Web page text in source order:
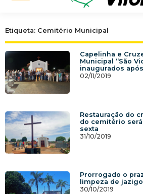
Etiqueta: Cemitério Municipal
Capelinha e
Municipal “São
inaugurados
02/11/2019
Restauração do
do cemitério
sexta
31/10/2019
Prorrogado o
limpeza de
30/10/2019